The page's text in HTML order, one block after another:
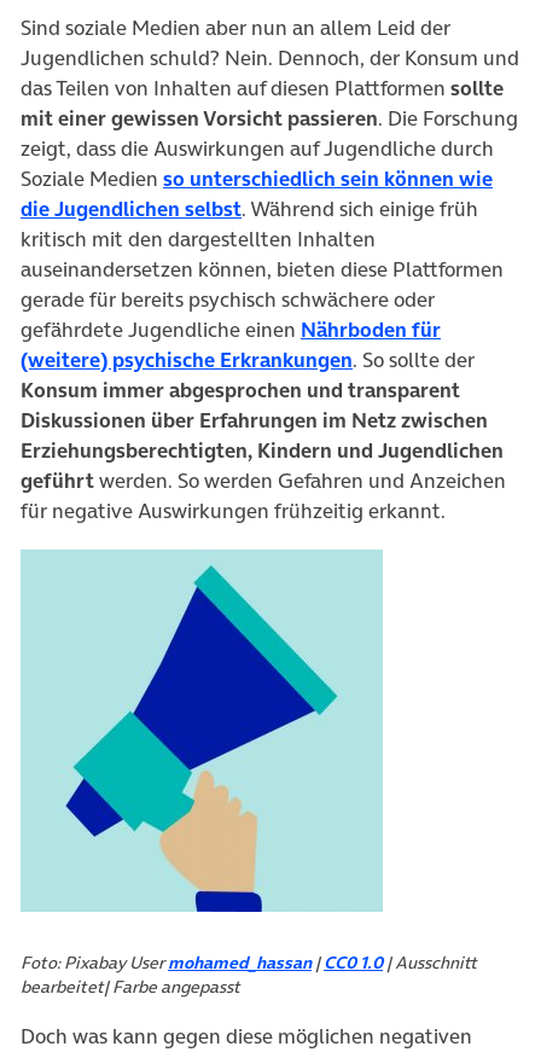
Sind soziale Medien aber nun an allem Leid der
Jugendlichen schuld? Nein. Dennoch, der Konsum und
das Teilen von Inhalten auf diesen Plattformen sollte
mit einer gewissen Vorsicht passieren. Die Forschung
zeigt, dass die Auswirkungen auf Jugendliche durch
Soziale Medien so unterschiedlich sein können wie
die Jugendlichen selbst(öffnet in neuem Tab)
. Während sich einige früh
kritisch mit den dargestellten Inhalten
auseinandersetzen können, bieten diese Plattformen
gerade für bereits psychisch schwächere oder
gefährdete Jugendliche einen Nährboden für
(weitere) psychische Erkrankungen(öffnet in neuem
. So sollte der
Konsum immer abgesprochen und transparent
Diskussionen über Erfahrungen im Netz zwischen
Erziehungsberechtigten, Kindern und Jugendlichen
geführtwerden. So werden Gefahren und Anzeichen
für negative Auswirkungen frühzeitig erkannt.
Foto: Pixabay Usermohamed_hassan|CC0 1.0| Ausschnitt
bearbeitet| Farbe angepasst
Doch was kann gegen diese möglichen negativen